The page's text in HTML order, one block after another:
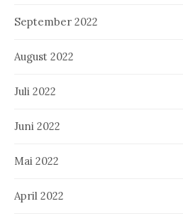
September 2022
August 2022
Juli 2022
Juni 2022
Mai 2022
April 2022